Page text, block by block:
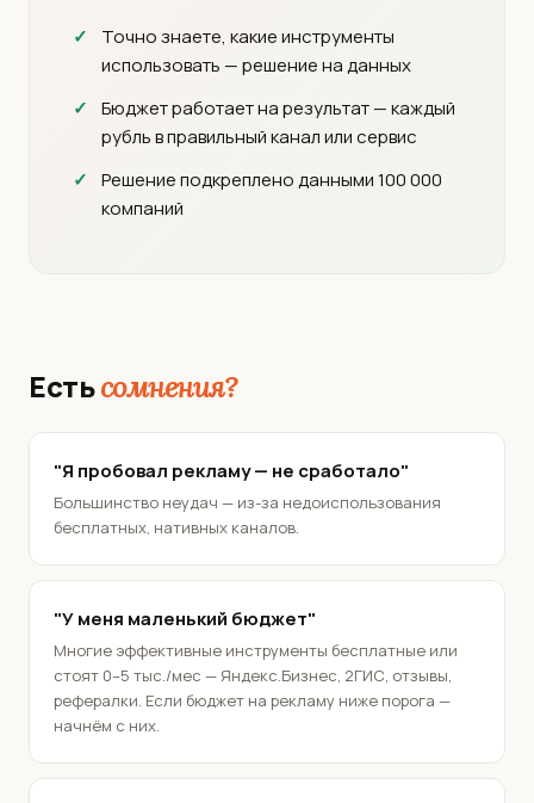
Точно знаете, какие инструменты
использовать — решение на данных
Бюджет работает на результат — каждый
рубль в правильный канал или сервис
Решение подкреплено данными 100 000
компаний
Естьсомнения?
"Я пробовал рекламу — не сработало"
Большинство неудач — из-за недоиспользования
бесплатных, нативных каналов.
"У меня маленький бюджет"
Многие эффективные инструменты бесплатные или
стоят 0–5 тыс./мес — Яндекс.Бизнес, 2ГИС, отзывы,
рефералки. Если бюджет на рекламу ниже порога —
начнём с них.